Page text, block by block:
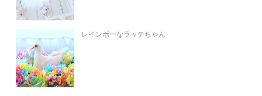
レインボーなラッテちゃん